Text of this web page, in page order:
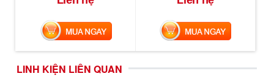
MUA NGAY MUA NGAY
LINH KIỆN LIÊN QUAN